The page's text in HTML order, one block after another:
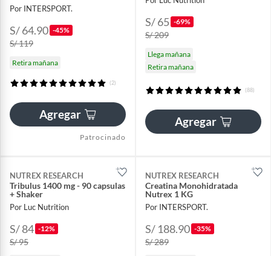
Por INTERSPORT.
S/ 64.90 -45%
S/ 119
Retira mañana
(2)
Agregar
Patrocinado
S/ 65 -69%
S/ 209
Llega mañana
Retira mañana
(88)
Agregar
NUTREX RESEARCH
Tribulus 1400 mg - 90 capsulas
+ Shaker
Por Luc Nutrition
S/ 84 -12%
S/ 95
NUTREX RESEARCH
Creatina Monohidratada
Nutrex 1 KG
Por INTERSPORT.
S/ 188.90 -35%
S/ 289